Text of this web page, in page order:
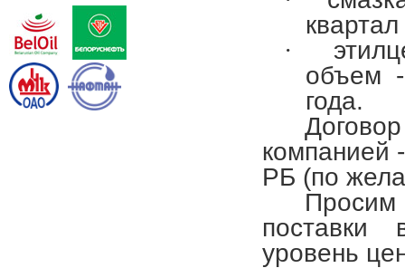
·
объем
года.
компанией
РБ (по
поставки
уровень